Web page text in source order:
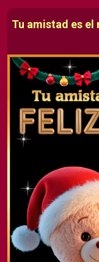
Tu amistad es